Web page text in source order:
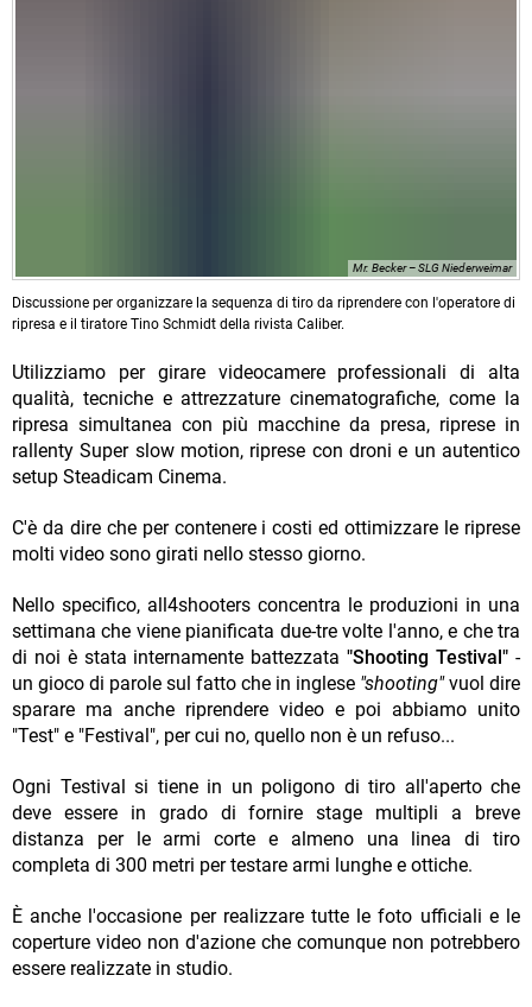
Mr. Becker – SLG Niederweimar
Discussione per organizzare la sequenza di tiro da riprendere con l'operatore di
ripresa e il tiratore Tino Schmidt della rivista Caliber.
Utilizziamo per girare videocamere professionali di alta
qualità, tecniche e attrezzature cinematografiche, come la
ripresa simultanea con più macchine da presa, riprese in
rallenty Super slow motion, riprese con droni e un autentico
setup Steadicam Cinema.
C'è da dire che per contenere i costi ed ottimizzare le riprese
molti video sono girati nello stesso giorno.
Nello specifico, all4shooters concentra le produzioni in una
settimana che viene pianificata due-tre volte l'anno, e che tra
di noi è stata internamente battezzata "Shooting Testival" -
un gioco di parole sul fatto che in inglese "shooting"vuol dire
sparare ma anche riprendere video e poi abbiamo unito
"Test" e "Festival", per cui no, quello non è un refuso...
Ogni Testival si tiene in un poligono di tiro all'aperto che
deve essere in grado di fornire stage multipli a breve
distanza per le armi corte e almeno una linea di tiro
completa di 300 metri per testare armi lunghe e ottiche.
È anche l'occasione per realizzare tutte le foto ufficiali e le
coperture video non d'azione che comunque non potrebbero
essere realizzate in studio.